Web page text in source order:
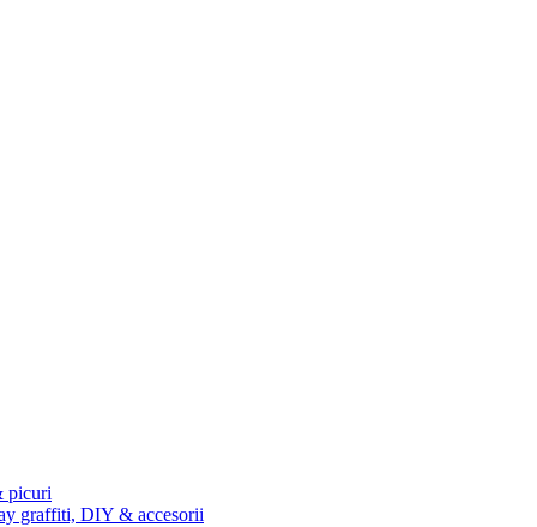
picuri
graffiti, DIY & accesorii